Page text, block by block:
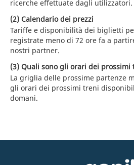
ricerche effettuate dagli utilizzatori.
(2) Calendario dei prezzi
Tariffe e disponibilità dei biglietti
registrate meno di 72 ore fa a
nostri partner.
(3) Quali sono gli orari dei prossimi
La griglia delle prossime partenze
gli orari dei prossimi treni
domani.